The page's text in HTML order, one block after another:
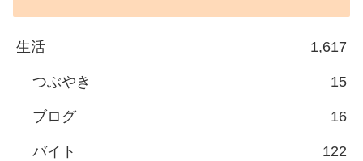
生活 1,617
つぶやき 15
ブログ 16
バイト 122